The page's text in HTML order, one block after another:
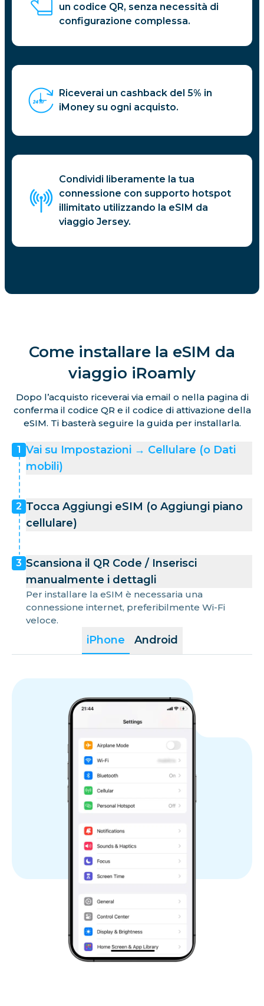
un codice QR, senza necessità di
configurazione complessa.
Riceverai un cashback del 5% in
iMoney su ogni acquisto.
Condividi liberamente la tua
connessione con supporto hotspot
illimitato utilizzando la eSIM da
viaggio Jersey.
Come installare la eSIM da
viaggio iRoamly
Dopo l’acquisto riceverai via email o nella pagina di
conferma il codice QR e il codice di attivazione della
eSIM. Ti basterà seguire la guida per installarla.
iPhone Android
1 Vai su Impostazioni → Cellulare (o Dati
mobili)
2 Tocca Aggiungi eSIM (o Aggiungi piano
cellulare)
3 Scansiona il QR Code / Inserisci
manualmente i dettagli
Per installare la eSIM è necessaria una
connessione internet, preferibilmente Wi-Fi
veloce.